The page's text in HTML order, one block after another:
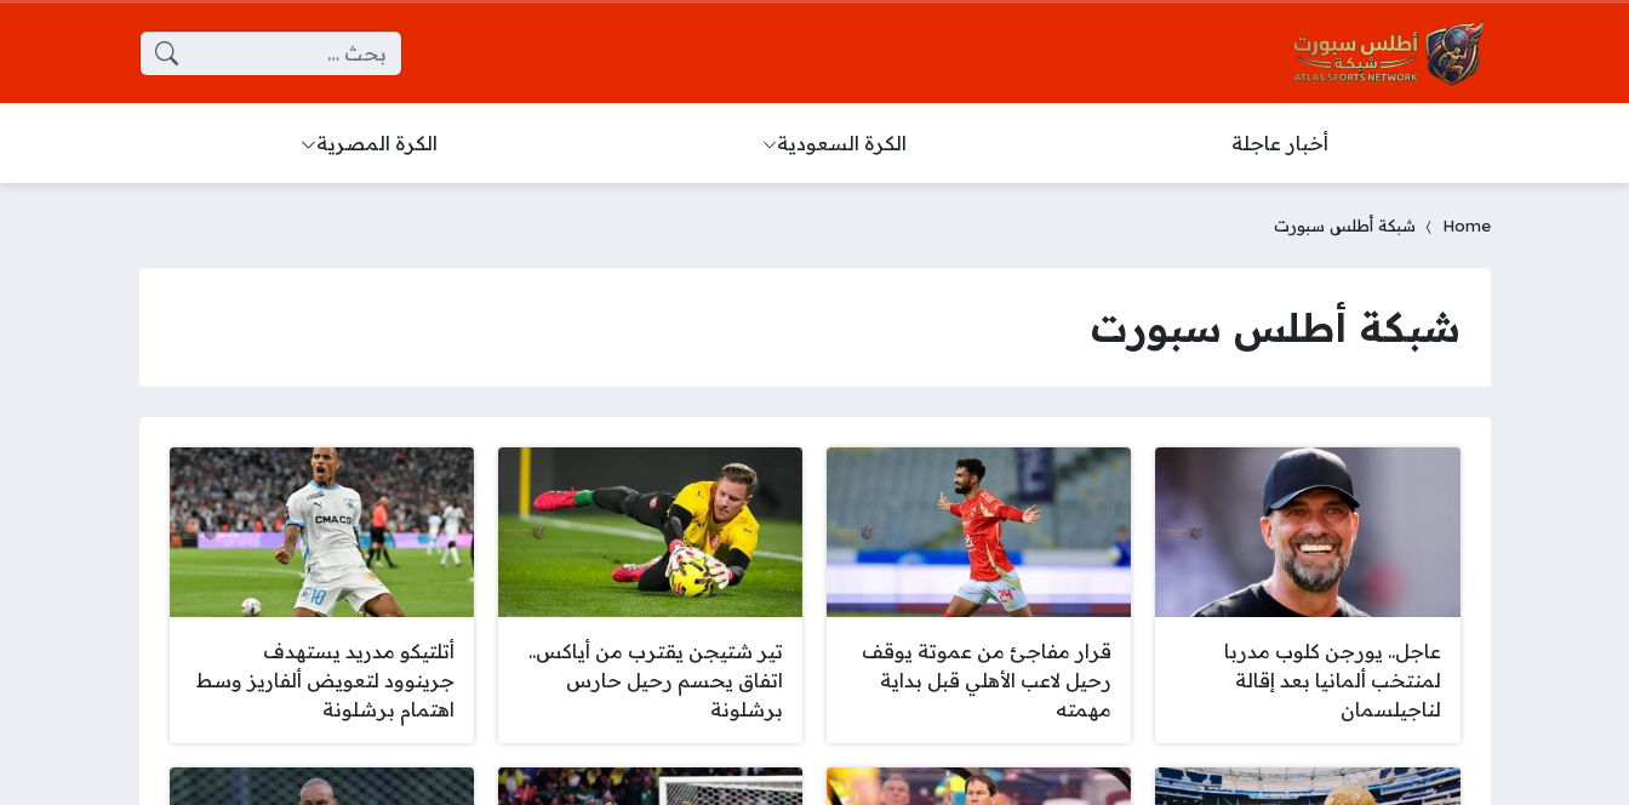
البحث عن:
أخبار عاجلة الكرة السعودية الكرة المصرية
Home شبكة أطلس سبورت
شبكة أطلس سبورت
عاجل.. يورجن كلوب مدربا
لمنتخب ألمانيا بعد إقالة
لناجيلسمان
قرار مفاجئ من عموتة يوقف
رحيل لاعب الأهلي قبل بداية
مهمته
تير شتيجن يقترب من أياكس..
اتفاق يحسم رحيل حارس
برشلونة
أتلتيكو مدريد يستهدف
جرينوود لتعويض ألفاريز وسط
اهتمام برشلونة